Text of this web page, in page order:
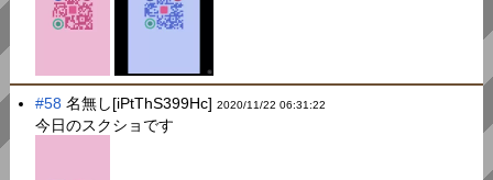
#58 名無し[iPtThS399Hc]2020/11/22 06:31:22
今日のスクショです